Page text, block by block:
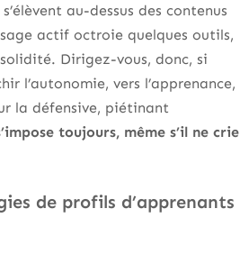
au-dessus des contenus
actif octroie quelques outils,
Dirigez-vous, donc, si
l’autonomie, vers l’apprenance,
la défensive, piétinant
toujours, même s’il ne crie
de profils d’apprenants